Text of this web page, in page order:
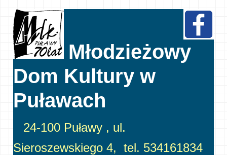
Młodzieżowy
Dom Kultury w
Puławach
24-100 Puławy , ul.
Sieroszewskiego 4, tel. 534161834